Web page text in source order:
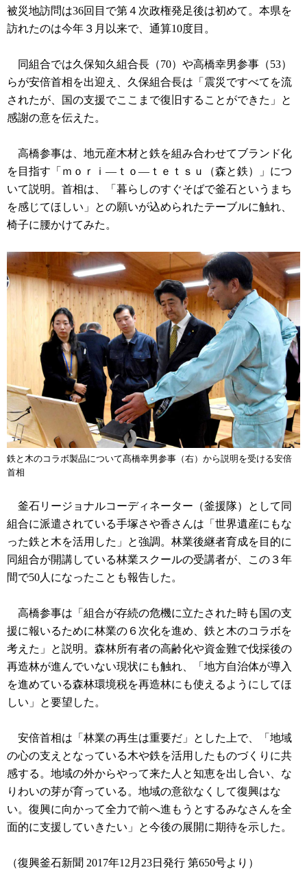
被災地訪問は36回目で第４次政権発足後は初めて。本県を
訪れたのは今年３月以来で、通算10度目。
同組合では久保知久組合長（70）や高橋幸男参事（53）
らが安倍首相を出迎え、久保組合長は「震災ですべてを流
されたが、国の支援でここまで復旧することができた」と
感謝の意を伝えた。
高橋参事は、地元産木材と鉄を組み合わせてブランド化
を目指す「ｍｏｒｉ―ｔｏ―ｔｅｔｓｕ（森と鉄）」につ
いて説明。首相は、「暮らしのすぐそばで釜石というまち
を感じてほしい」との願いが込められたテーブルに触れ、
椅子に腰かけてみた。
鉄と木のコラボ製品について髙橋幸男参事（右）から説明を受ける安倍
首相
釜石リージョナルコーディネーター（釜援隊）として同
組合に派遣されている手塚さや香さんは「世界遺産にもな
った鉄と木を活用した」と強調。林業後継者育成を目的に
同組合が開講している林業スクールの受講者が、この３年
間で50人になったことも報告した。
高橋参事は「組合が存続の危機に立たされた時も国の支
援に報いるために林業の６次化を進め、鉄と木のコラボを
考えた」と説明。森林所有者の高齢化や資金難で伐採後の
再造林が進んでいない現状にも触れ、「地方自治体が導入
を進めている森林環境税を再造林にも使えるようにしてほ
しい」と要望した。
安倍首相は「林業の再生は重要だ」とした上で、「地域
の心の支えとなっている木や鉄を活用したものづくりに共
感する。地域の外からやって来た人と知恵を出し合い、な
りわいの芽が育っている。地域の意欲なくして復興はな
い。復興に向かって全力で前へ進もうとするみなさんを全
面的に支援していきたい」と今後の展開に期待を示した。
（復興釜石新聞 2017年12月23日発行 第650号より）